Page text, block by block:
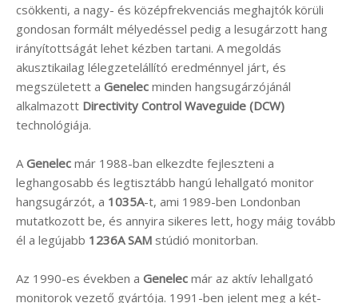
csökkenti, a nagy- és középfrekvenciás meghajtók körüli
gondosan formált mélyedéssel pedig a lesugárzott hang
irányítottságát lehet kézben tartani. A megoldás
akusztikailag lélegzetelállító eredménnyel járt, és
megszületett a Genelec minden hangsugárzójánál
alkalmazott Directivity Control Waveguide (DCW)
technológiája.
A Genelec már 1988-ban elkezdte fejleszteni a
leghangosabb és legtisztább hangú lehallgató monitor
hangsugárzót, a 1035A-t, ami 1989-ben Londonban
mutatkozott be, és annyira sikeres lett, hogy máig tovább
él a legújabb 1236A SAM stúdió monitorban.
Az 1990-es években a Genelec már az aktív lehallgató
monitorok vezető gyártója. 1991-ben jelent meg a két-